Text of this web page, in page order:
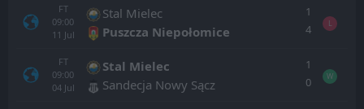
FT
09:00
11 Jul
Stal Mielec
Puszcza Niepołomice
1
4
L
FT
09:00
04 Jul
Stal Mielec
Sandecja Nowy Sącz
1
0
W